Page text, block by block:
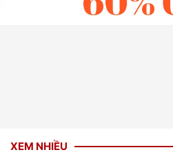
XEM NHIỀU